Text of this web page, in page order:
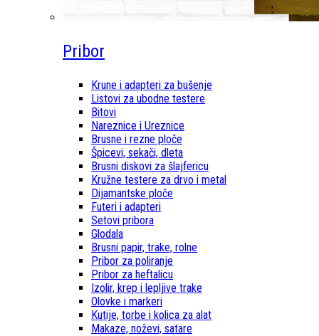
Pribor
Krune i adapteri za bušenje
Listovi za ubodne testere
Bitovi
Nareznice i Ureznice
Brusne i rezne ploče
Špicevi, sekači, dleta
Brusni diskovi za šlajfericu
Kružne testere za drvo i metal
Dijamantske ploče
Futeri i adapteri
Setovi pribora
Glodala
Brusni papir, trake, rolne
Pribor za poliranje
Pribor za heftalicu
Izolir, krep i lepljive trake
Olovke i markeri
Kutije, torbe i kolica za alat
Makaze, noževi, satare